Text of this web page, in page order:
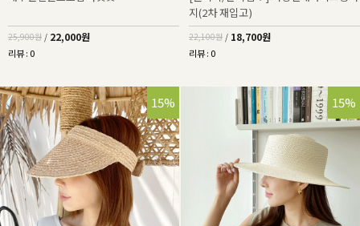
25,900원 / 22,000원
리뷰 : 0
지(2차 재입고)
22,100원 / 18,700원
리뷰 : 0
15% 15%